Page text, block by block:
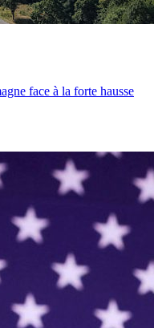
face à la forte hausse